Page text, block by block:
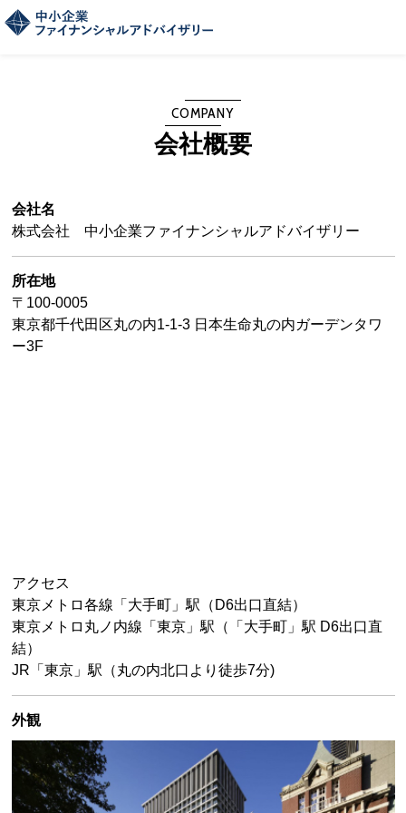
COMPANY
会社概要
会社名
株式会社 中小企業ファイナンシャルアドバイザリー
所在地
〒100-0005
東京都千代田区丸の内1-1-3 日本生命丸の内ガーデンタワ
ー3F
アクセス
東京メトロ各線「大手町」駅（D6出口直結）
東京メトロ丸ノ内線「東京」駅（「大手町」駅 D6出口直
結）
JR「東京」駅（丸の内北口より徒歩7分)
外観